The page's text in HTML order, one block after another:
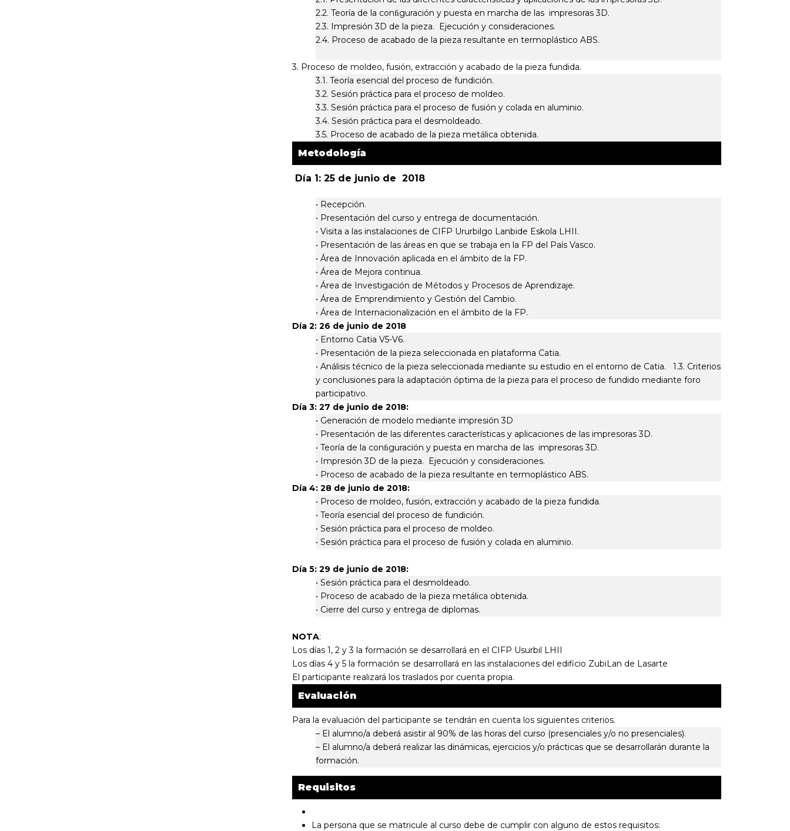
2.2. Teoría de la conﬁguración y puesta en marcha de las impresoras 3D.
2.3. Impresión 3D de la pieza. Ejecución y consideraciones.
2.4. Proceso de acabado de la pieza resultante en termoplástico ABS.
3. Proceso de moldeo, fusión, extracción y acabado de la pieza fundida.
3.1. Teoría esencial del proceso de fundición.
3.2. Sesión práctica para el proceso de moldeo.
3.3. Sesión práctica para el proceso de fusión y colada en aluminio.
3.4. Sesión práctica para el desmoldeado.
3.5. Proceso de acabado de la pieza metálica obtenida.
Metodología
Día 1: 25 de junio de 2018
• Recepción.
• Presentación del curso y entrega de documentación.
• Visita a las instalaciones de CIFP Ururbilgo Lanbide Eskola LHII.
• Presentación de las áreas en que se trabaja en la FP del País Vasco.
• Área de Innovación aplicada en el ámbito de la FP.
• Área de Mejora continua.
• Área de Investigación de Métodos y Procesos de Aprendizaje.
• Área de Emprendimiento y Gestión del Cambio.
• Área de Internacionalización en el ámbito de la FP.
Día 2: 26 de junio de 2018
• Entorno Catia V5-V6.
• Presentación de la pieza seleccionada en plataforma Catia.
• Análisis técnico de la pieza seleccionada mediante su estudio en el entorno de Catia. 1.3. Criterios
y conclusiones para la adaptación óptima de la pieza para el proceso de fundido mediante foro
participativo.
Día 3: 27 de junio de 2018:
• Generación de modelo mediante impresión 3D
• Presentación de las diferentes características y aplicaciones de las impresoras 3D.
• Teoría de la conﬁguración y puesta en marcha de las impresoras 3D.
• Impresión 3D de la pieza. Ejecución y consideraciones.
• Proceso de acabado de la pieza resultante en termoplástico ABS.
Día 4: 28 de junio de 2018:
• Proceso de moldeo, fusión, extracción y acabado de la pieza fundida.
• Teoría esencial del proceso de fundición.
• Sesión práctica para el proceso de moldeo.
• Sesión práctica para el proceso de fusión y colada en aluminio.
Día 5: 29 de junio de 2018:
• Sesión práctica para el desmoldeado.
• Proceso de acabado de la pieza metálica obtenida.
• Cierre del curso y entrega de diplomas.
NOTA:
Los días 1, 2 y 3 la formación se desarrollará en el CIFP Usurbil LHII
Los días 4 y 5 la formación se desarrollará en las instalaciones del edificio ZubiLan de Lasarte
El participante realizará los traslados por cuenta propia.
Evaluación
Para la evaluación del participante se tendrán en cuenta los siguientes criterios.
– El alumno/a deberá asistir al 90% de las horas del curso (presenciales y/o no presenciales).
– El alumno/a deberá realizar las dinámicas, ejercicios y/o prácticas que se desarrollarán durante la
formación.
Requisitos
La persona que se matricule al curso debe de cumplir con alguno de estos requisitos: